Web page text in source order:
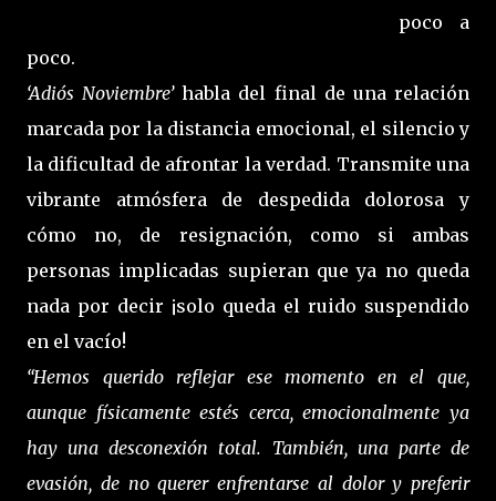
poco a
poco.
‘Adiós Noviembre’habla del final de una relación
marcada por la distancia emocional, el silencio y
la dificultad de afrontar la verdad. Transmite una
vibrante atmósfera de despedida dolorosa y
cómo no, de resignación, como si ambas
personas implicadas supieran que ya no queda
nada por decir ¡solo queda el ruido suspendido
en el vacío!
“Hemos querido reflejar ese momento en el que,
aunque físicamente estés cerca, emocionalmente ya
hay una desconexión total. También, una parte de
evasión, de no querer enfrentarse al dolor y preferir